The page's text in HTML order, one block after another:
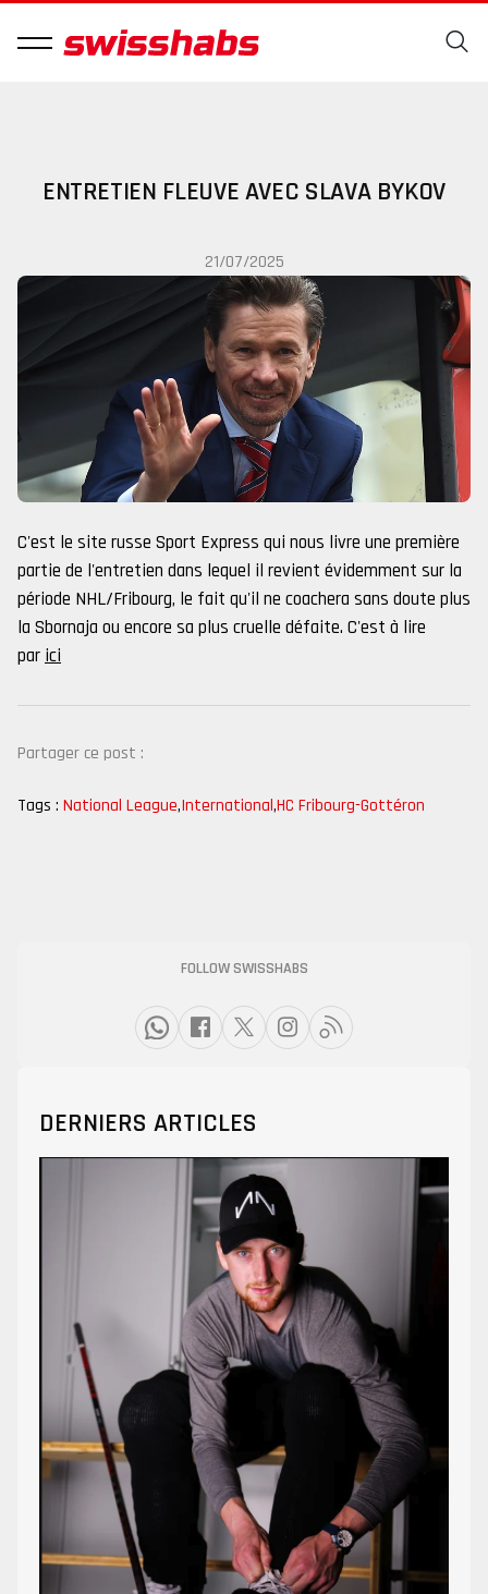
ENTRETIEN FLEUVE AVEC SLAVA BYKOV
21/07/2025
C'est le site russe Sport Express qui nous livre une première
partie de l'entretien dans lequel il revient évidemment sur la
période NHL/Fribourg, le fait qu'il ne coachera sans doute plus
la Sbornaja ou encore sa plus cruelle défaite. C'est à lire
par ici
Partager ce post :
Tags : National League,International,HC Fribourg-Gottéron
FOLLOW SWISSHABS
DERNIERS ARTICLES